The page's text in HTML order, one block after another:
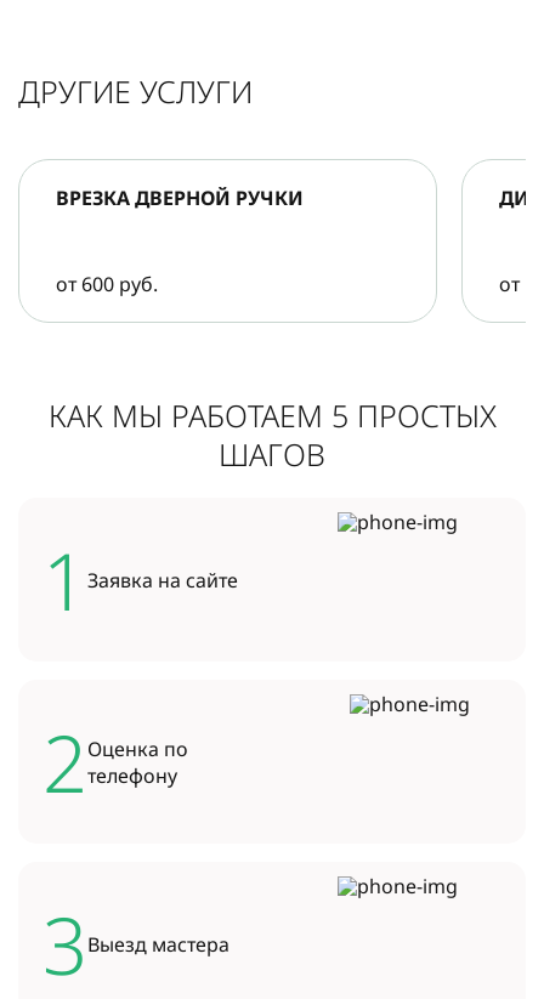
ДРУГИЕ УСЛУГИ
ВРЕЗКА ДВЕРНОЙ РУЧКИ
от 600 руб. от
КАК МЫ РАБОТАЕМ 5 ПРОСТЫХ
ШАГОВ
1 Заявка на сайте
2 Оценка по
телефону
3 Выезд мастера